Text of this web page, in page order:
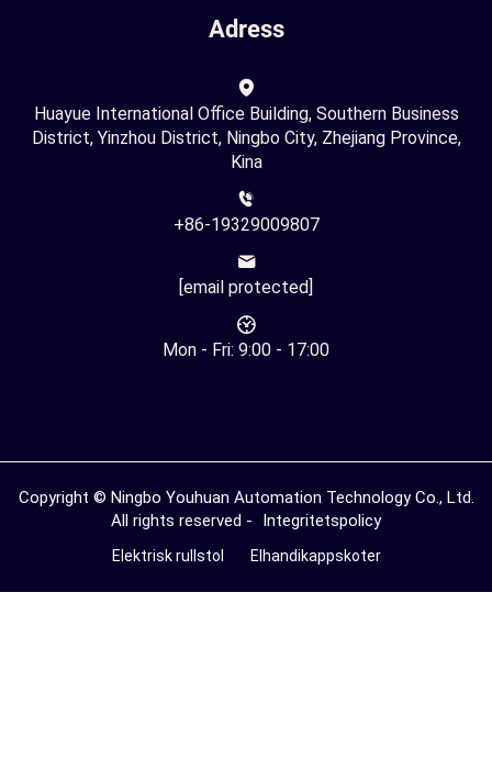
Adress
Huayue International Office Building, Southern Business
District, Yinzhou District, Ningbo City, Zhejiang Province,
Kina
+86-19329009807
[email protected]
Mon - Fri: 9:00 - 17:00
Copyright © Ningbo Youhuan Automation Technology Co., Ltd.
All rights reserved -
Integritetspolicy
Elektrisk rullstol Elhandikappskoter